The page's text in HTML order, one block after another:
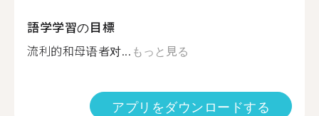
語学学習の目標
流利的和母语者对... もっと見る
アプリをダウンロードする